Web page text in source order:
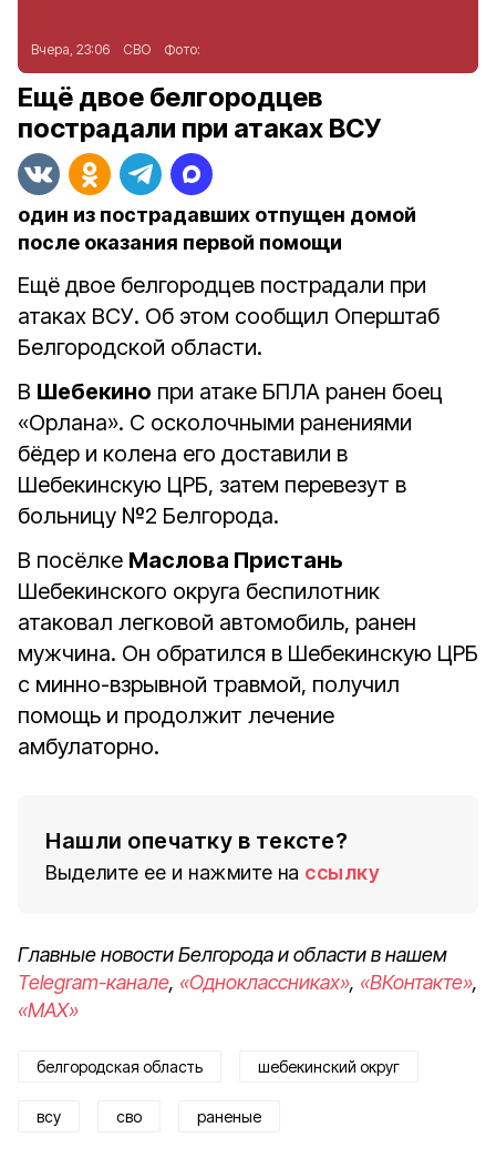
Вчера, 23:06 СВО Фото:
Ещё двое белгородцев
пострадали при атаках ВСУ
один из пострадавших отпущен домой
после оказания первой помощи
Ещё двое белгородцев пострадали при
атаках ВСУ. Об этом сообщил Оперштаб
Белгородской области.
В Шебекино при атаке БПЛА ранен боец
«Орлана». С осколочными ранениями
бёдер и колена его доставили в
Шебекинскую ЦРБ, затем перевезут в
больницу №2 Белгорода.
В посёлке Маслова Пристань
Шебекинского округа беспилотник
атаковал легковой автомобиль, ранен
мужчина. Он обратился в Шебекинскую ЦРБ
с минно-взрывной травмой, получил
помощь и продолжит лечение
амбулаторно.
Нашли опечатку в тексте?
Выделите ее и нажмите на ссылку
Главные новости Белгорода и области в нашем
Telegram-канале, «Одноклассниках», «ВКонтакте»,
«MAX»
белгородская область шебекинский округ
всу сво раненые